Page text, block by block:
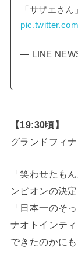
「サザエさ
— LINE
【19:30頃】
グランドフィ
「笑わせたも
ンピオンの決定
「日本一のそ
ナオトインテ
できたのかにも